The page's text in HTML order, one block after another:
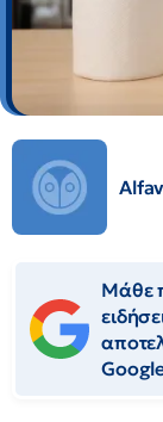
Μάθε